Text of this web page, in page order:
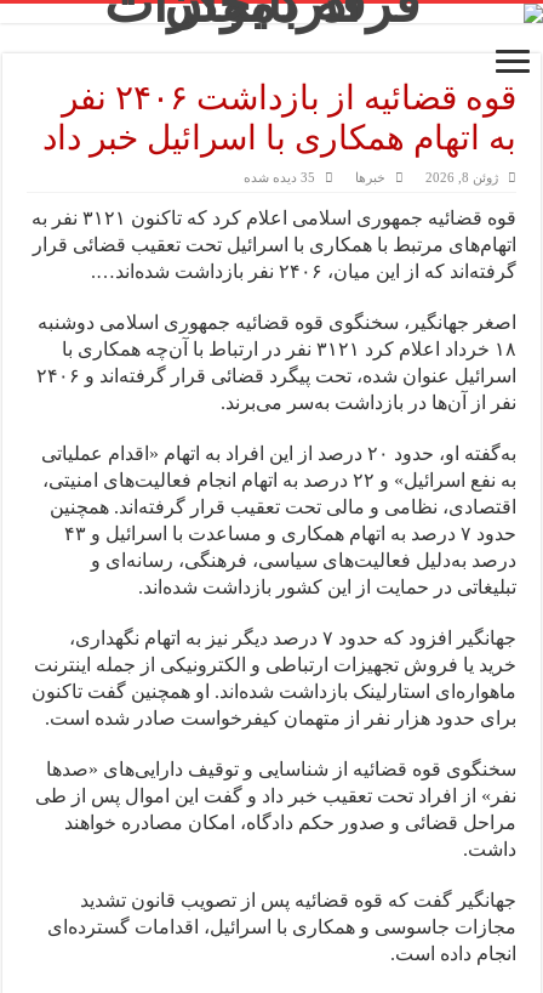
قوه قضائیه از بازداشت ۲۴۰۶ نفر
به اتهام همکاری با اسرائیل خبر داد
ژوئن 8, 2026 خبرها 35 دیده شده
قوه قضائیه جمهوری اسلامی اعلام کرد که تاکنون ۳۱۲۱ نفر به
اتهام‌های مرتبط با همکاری با اسرائیل تحت تعقیب قضائی قرار
گرفته‌اند که از این میان، ۲۴۰۶ نفر بازداشت شده‌اند….
اصغر جهانگیر، سخنگوی قوه قضائیه جمهوری اسلامی دوشنبه
۱۸ خرداد اعلام کرد ۳۱۲۱ نفر در ارتباط با آن‌چه همکاری با
اسرائیل عنوان شده، تحت پیگرد قضائی قرار گرفته‌اند و ۲۴۰۶
نفر از آن‌ها در بازداشت به‌سر می‌برند.
به‌گفته او، حدود ۲۰ درصد از این افراد به اتهام «اقدام عملیاتی
به نفع اسرائیل» و ۲۲ درصد به اتهام انجام فعالیت‌های امنیتی،
اقتصادی، نظامی و مالی تحت تعقیب قرار گرفته‌اند. همچنین
حدود ۷ درصد به اتهام همکاری و مساعدت با اسرائیل و ۴۳
درصد به‌دلیل فعالیت‌های سیاسی، فرهنگی، رسانه‌ای و
تبلیغاتی در حمایت از این کشور بازداشت شده‌اند.
جهانگیر افزود که حدود ۷ درصد دیگر نیز به اتهام نگهداری،
خرید یا فروش تجهیزات ارتباطی و الکترونیکی از جمله اینترنت
ماهواره‌ای استارلینک بازداشت شده‌اند. او همچنین گفت تاکنون
برای حدود هزار نفر از متهمان کیفرخواست صادر شده است.
سخنگوی قوه قضائیه از شناسایی و توقیف دارایی‌های «صدها
نفر» از افراد تحت تعقیب خبر داد و گفت این اموال پس از طی
مراحل قضائی و صدور حکم دادگاه، امکان مصادره خواهند
داشت.
جهانگیر گفت که قوه قضائیه پس از تصویب قانون تشدید
مجازات جاسوسی و همکاری با اسرائیل، اقدامات گسترده‌ای
انجام داده است.